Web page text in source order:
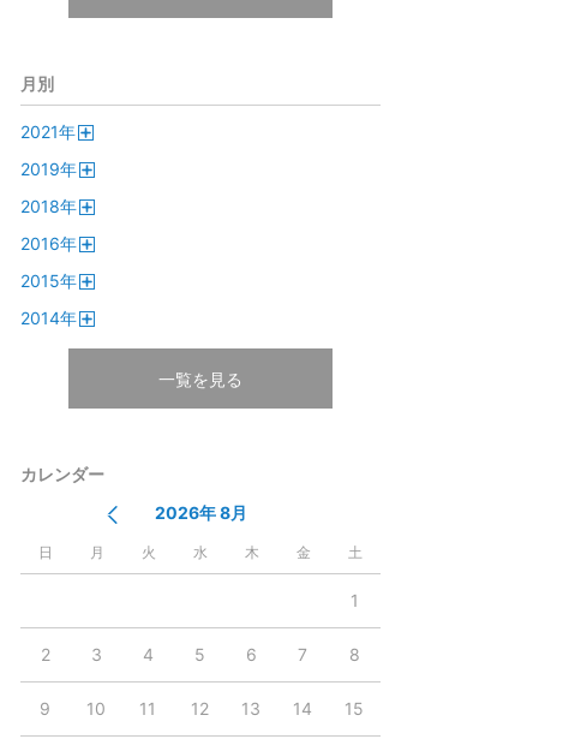
月別
2021年
2019年
2018年
2016年
2015年
2014年
一覧を見る
カレンダー
2026年 8月
日 月 火 水 木 金 土
1
2 3 4 5 6 7 8
9 10 11 12 13 14 15